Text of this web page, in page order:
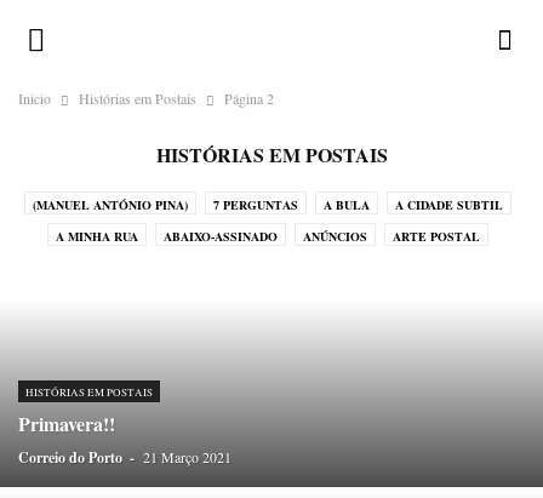
Inicio Histórias em Postais Página 2
HISTÓRIAS EM POSTAIS
(MANUEL ANTÓNIO PINA) 7 PERGUNTAS A BULA
A CIDADE SUBTIL
A MINHA RUA
ABAIXO-ASSINADO ANÚNCIOS
ARTE POSTAL
GALERIA
HISTÓRIAS SEM INTERESSE
HUMORO SAPIENS
LUGARES-COMUNS
MÉDIA MENU
MIRADOURO
HISTÓRIAS EM POSTAIS
Primavera!!
Correio do Porto - 21 Março 2021